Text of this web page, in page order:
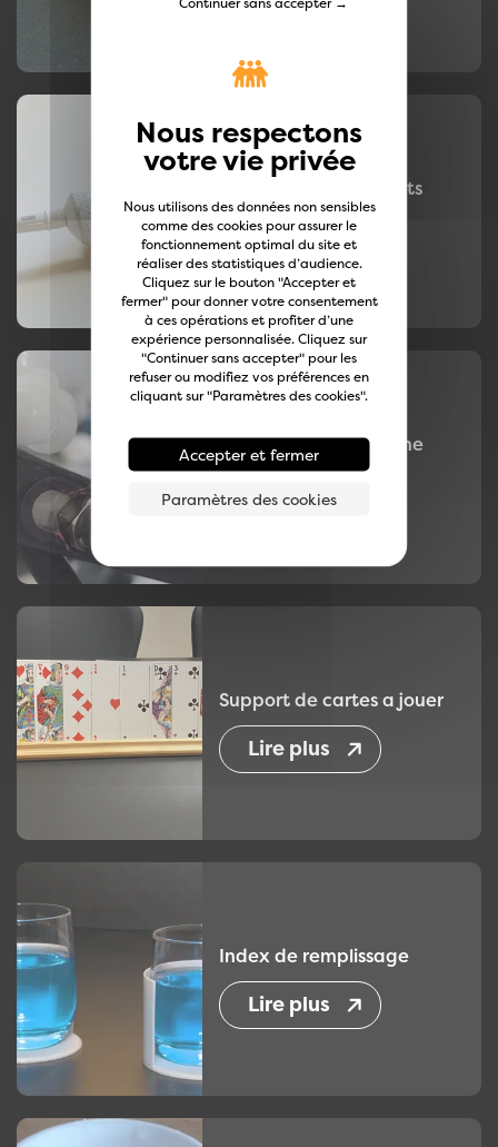
Support brosse à dents
Lire plus
Bras porte smartphone
Lire plus
Support de cartes a jouer
Lire plus
Index de remplissage
Lire plus
Nous utilisons des données non sensibles
comme des cookies pour assurer le
fonctionnement optimal du site et
réaliser des statistiques d’audience.
Cliquez sur le bouton "Accepter et
fermer" pour donner votre consentement
à ces opérations et profiter d’une
expérience personnalisée. Cliquez sur
"Continuer sans accepter" pour les
refuser ou modifiez vos préférences en
cliquant sur "Paramètres des cookies".
Accepter et fermer
Paramètres des cookies